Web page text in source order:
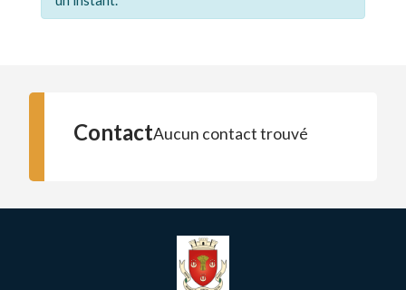
ContactAucun contact trouvé